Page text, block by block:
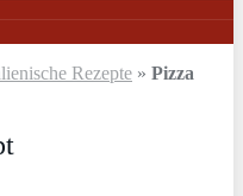
Rezepte » Pizza